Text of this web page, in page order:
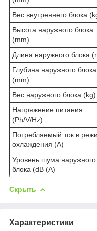
Вес внутреннего блока
Высота наружного блока
(mm)
Длина наружного блока
Глубина наружного блока
(mm)
Вес наружного блока (kg)
Напряжение питания
(Ph/V/Hz)
Потребляемый ток в
охлаждения (A)
Уровень шума наружного
блока (dB (A)
Скрыть
Характеристики